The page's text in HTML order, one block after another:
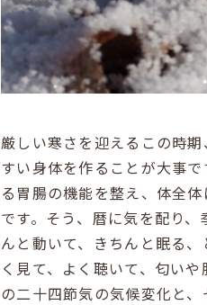
厳しい寒さを迎えるこの時
すい身体を作ることが大事
る胃腸の機能を整え、体全
です。そう、暦に気を配り
んと動いて、きちんと眠る
く見て、よく聴いて、匂い
の二十四節気の気候変化と